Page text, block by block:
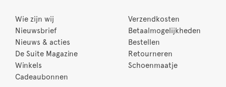
Wie zijn wij
Nieuwsbrief
Nieuws & acties
De Suite Magazine
Winkels
Cadeaubonnen
Verzendkosten
Betaalmogelijkheden
Bestellen
Retourneren
Schoenmaatje